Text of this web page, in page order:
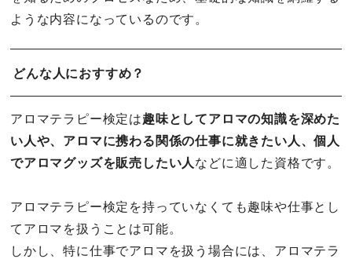
ような内容になっているのです。
どんな人におすすめ？
アロマテラピー検定は趣味としてアロマの知識を深めた
い人や、アロマに携わる関係の仕事に就きたい人、個人
でアロマグッズを販売したい人 などに適した資格です。
アロマテラピー検定を持っていなくても趣味や仕事とし
てアロマを扱うことは可能。
しかし、特に仕事でアロマを扱う場合には、アロマテラ